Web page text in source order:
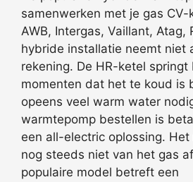
samenwerken met je gas CV-
AWB, Intergas, Vaillant, Atag,
hybride installatie neemt niet
rekening. De HR-ketel springt
momenten dat het te koud is
opeens veel warm water
warmtepomp bestellen is
een all-electric oplossing.
nog steeds niet van het gas
populaire model betreft een